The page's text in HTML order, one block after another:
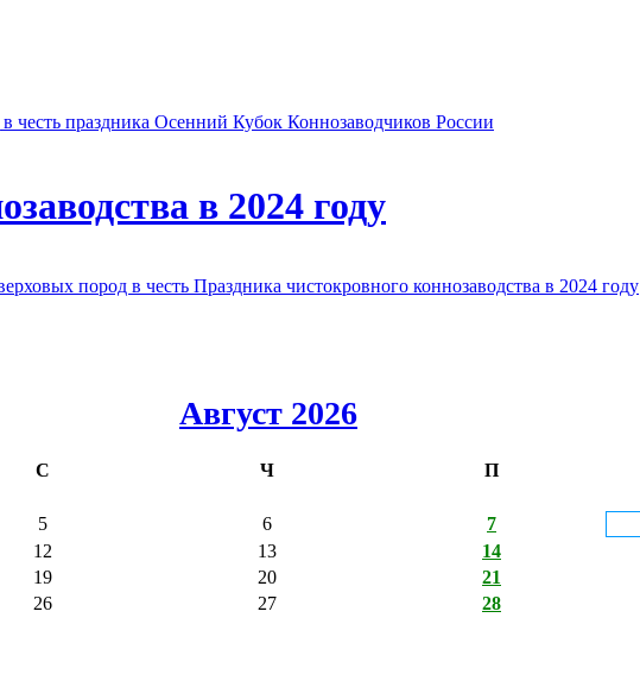
праздника Осенний Кубок Коннозаводчиков России
в 2024 году
пород в честь Праздника чистокровного коннозаводства в 2024 году
Август 2026
С Ч П
5 6 7
12 13 14
19 20 21
26 27 28